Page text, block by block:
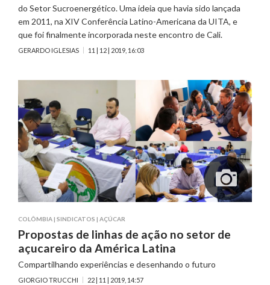
do Setor Sucroenergético. Uma ideia que havia sido lançada
em 2011, na XIV Conferência Latino-Americana da UITA, e
que foi finalmente incorporada neste encontro de Cali.
GERARDO IGLESIAS 11 | 12 | 2019, 16:03
COLÔMBIA| SINDICATOS | AÇÚCAR
Propostas de linhas de ação no setor de
açucareiro da América Latina
Compartilhando experiências e desenhando o futuro
GIORGIO TRUCCHI 22 | 11 | 2019, 14:57